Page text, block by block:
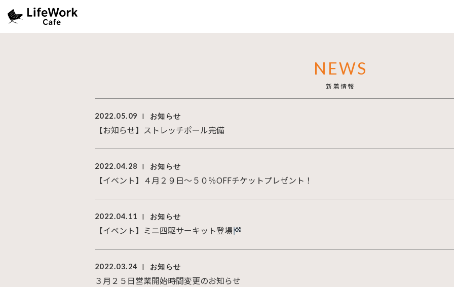
NEWS
新着情報
2022.05.09 | お知らせ
【お知らせ】ストレッチポール完備
2022.04.28 | お知らせ
【イベント】４月２９日～５０％OFFチケットプレゼント！
2022.04.11 | お知らせ
【イベント】ミニ四駆サーキット登場
2022.03.24 | お知らせ
３月２５日営業開始時間変更のお知らせ